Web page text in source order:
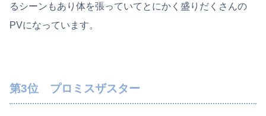
るシーンもあり体を張っていてとにかく盛りだくさんの
PVになっています。
第3位 プロミスザスター